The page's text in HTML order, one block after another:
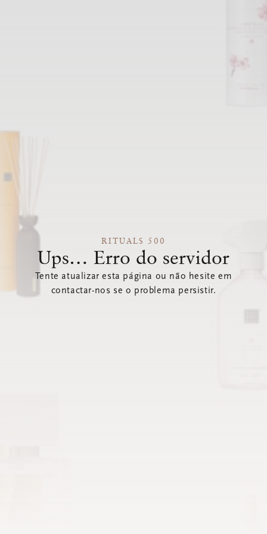
RITUALS 500
Ups… Erro do servidor
Tente atualizar esta página ou não hesite em
contactar-nos se o problema persistir.